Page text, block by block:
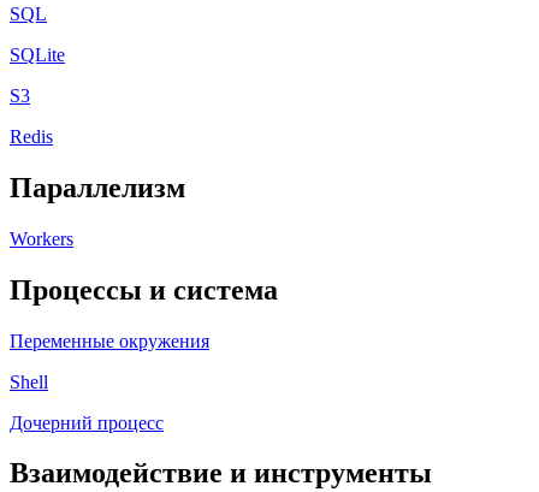
SQL
SQLite
S3
Redis
Параллелизм
Workers
Процессы и система
Переменные окружения
Shell
Дочерний процесс
Взаимодействие и инструменты